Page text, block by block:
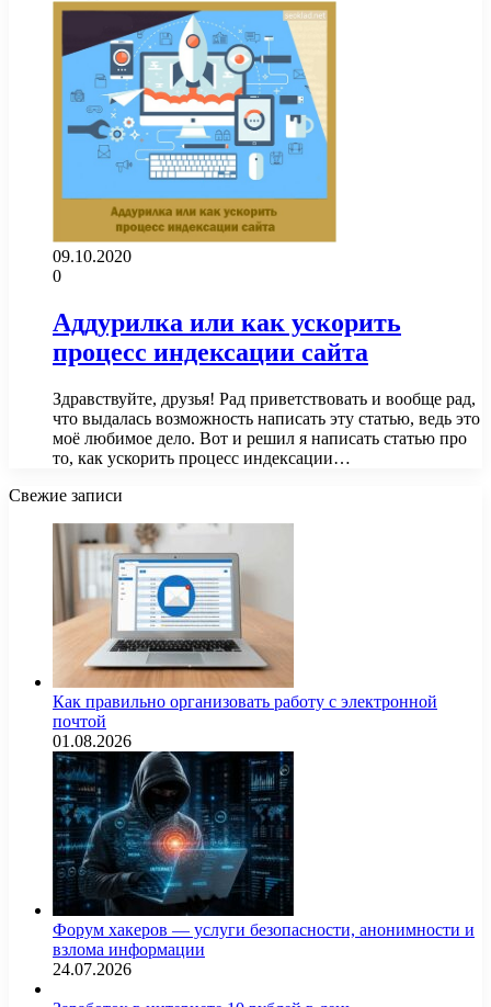
09.10.2020
0
Аддурилка или как ускорить
процесс индексации сайта
Здравствуйте, друзья! Рад приветствовать и вообще рад,
что выдалась возможность написать эту статью, ведь это
моё любимое дело. Вот и решил я написать статью про
то, как ускорить процесс индексации…
Свежие записи
Как правильно организовать работу с электронной
почтой
01.08.2026
Форум хакеров — услуги безопасности, анонимности и
взлома информации
24.07.2026